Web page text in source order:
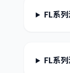
FL系
FL系